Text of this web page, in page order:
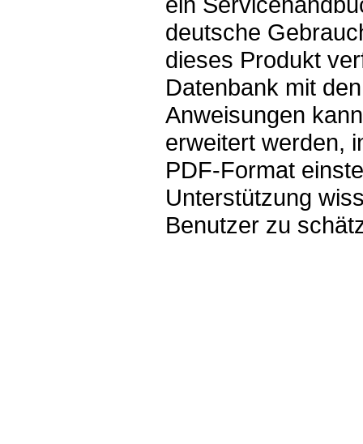
deutsche
dieses Produkt
Datenbank mit
Anweisungen
erweitert werden,
PDF-Format
Unterstützung
Benutzer zu